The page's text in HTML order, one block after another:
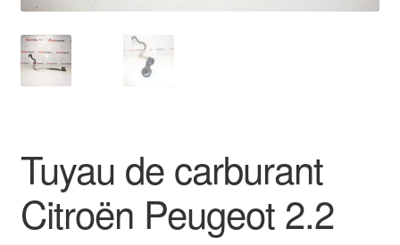
Politique de confidentialité
Procédure de Réclamation
Tuyau de carburant
Citroën Peugeot 2.2